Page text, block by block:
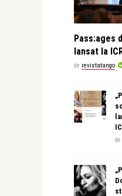
Pass:ages
lansat la
de revistatango
de